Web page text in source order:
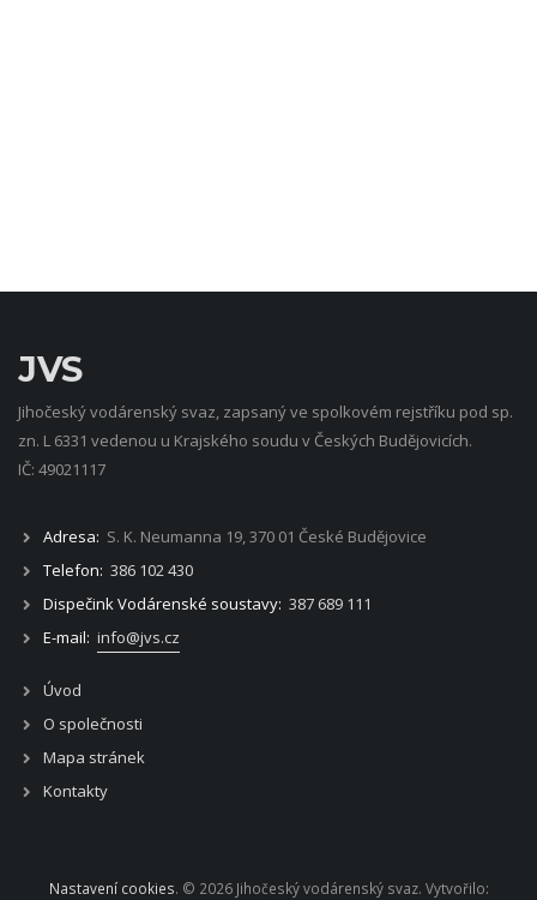
JVS
Jihočeský vodárenský svaz, zapsaný ve spolkovém rejstříku pod sp.
zn. L 6331 vedenou u Krajského soudu v Českých Budějovicích.
IČ: 49021117
Adresa: S. K. Neumanna 19, 370 01 České Budějovice
Telefon: 386 102 430
Dispečink Vodárenské soustavy: 387 689 111
E-mail: info@jvs.cz
Úvod
O společnosti
Mapa stránek
Kontakty
Nastavení cookies. © 2026 Jihočeský vodárenský svaz. Vytvořilo: